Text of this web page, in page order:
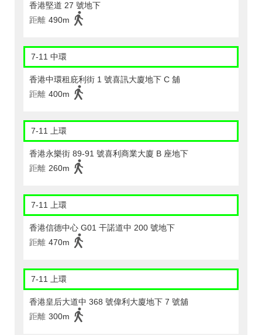
香港堅道 27 號地下
距離 490m
7-11 中環
香港中環租庇利街 1 號喜訊大廈地下 C 舖
距離 400m
7-11 上環
香港永樂街 89-91 號喜利商業大廈 B 座地下
距離 260m
7-11 上環
香港信德中心 G01 干諾道中 200 號地下
距離 470m
7-11 上環
香港皇后大道中 368 號偉利大廈地下 7 號舖
距離 300m